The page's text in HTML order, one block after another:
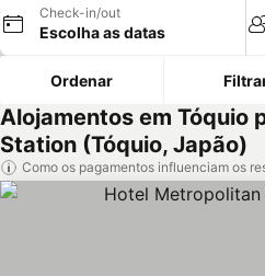
Check-in/out
Escolha as datas
Ordenar
Alojamentos em Tóquio
Station (Tóquio, Japão)
Como os pagamentos influenciam os